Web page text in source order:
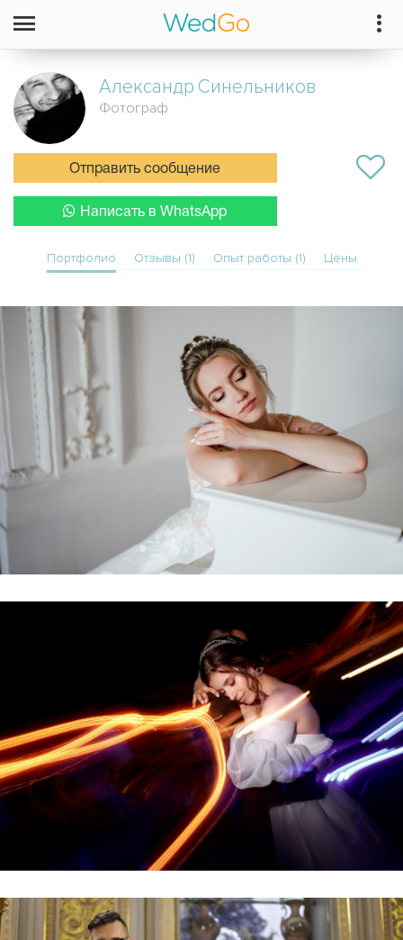
Александр Синельников
Фотограф
Отправить сообщение
Написать в WhatsApp
Портфолио Отзывы (1) Опыт работы (1) Цены